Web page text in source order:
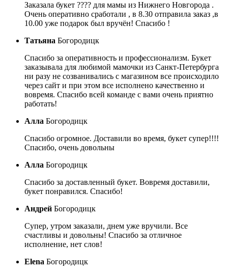
Заказала букет ???? для мамы из Нижнего Новгорода .
Очень оперативно сработали , в 8.30 отправила заказ ,в
10.00 уже подарок был вручён! Спасибо !
Татьяна Богородицк
Спасибо за оперативность и профессионализм. Букет
заказывала для любимой мамочки из Санкт-Петербурга
ни разу не созванивались с магазином все происходило
через сайт и при этом все исполнено качественно и
вовремя. Спасибо всей команде с вами очень приятно
работать!
Алла Богородицк
Спасибо огромное. Доставили во время, букет супер!!!!
Спасибо, очень довольны
Алла Богородицк
Спасибо за доставленный букет. Вовремя доставили,
букет понравился. Спасибо!
Андрей Богородицк
Супер, утром заказали, днем уже вручили. Все
счастливы и довольны! Спасибо за отличное
исполнение, нет слов!
Elena Богородицк